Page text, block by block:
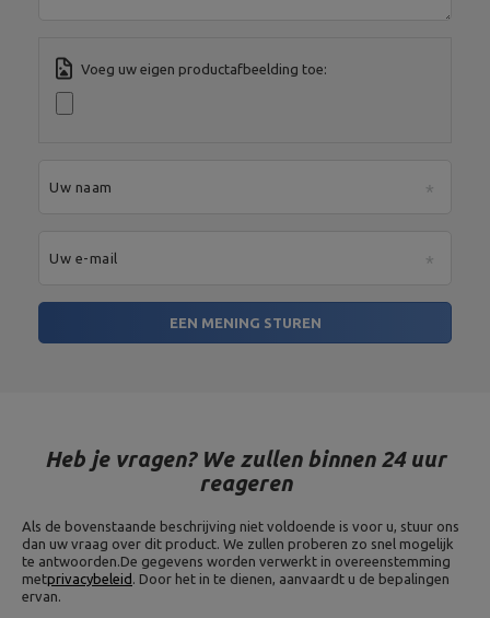
Voeg uw eigen productafbeelding toe:
Uw naam
Uw e-mail
EEN MENING STUREN
Heb je vragen? We zullen binnen 24 uur
reageren
Als de bovenstaande beschrijving niet voldoende is voor u, stuur ons
dan uw vraag over dit product. We zullen proberen zo snel mogelijk
te antwoorden.De gegevens worden verwerkt in overeenstemming
metprivacybeleid . Door het in te dienen, aanvaardt u de bepalingen
ervan.